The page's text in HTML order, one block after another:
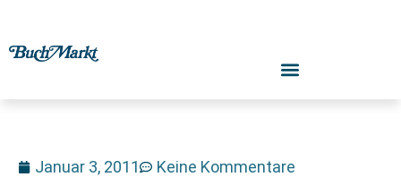
Januar 3, 2011 Keine Kommentare